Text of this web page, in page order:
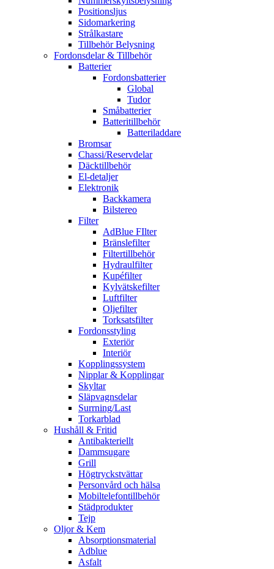
Positionsljus
Sidomarkering
Strålkastare
Tillbehör Belysning
Fordonsdelar & Tillbehör
Batterier
Fordonsbatterier
Global
Tudor
Småbatterier
Batteritillbehör
Batteriladdare
Bromsar
Chassi/Reservdelar
Däcktillbehör
El-detaljer
Elektronik
Backkamera
Bilstereo
Filter
AdBlue FIlter
Bränslefilter
Filtertillbehör
Hydraulfilter
Kupéfilter
Kylvätskefilter
Luftfilter
Oljefilter
Torksatsfilter
Fordonsstyling
Exteriör
Interiör
Kopplingssystem
Nipplar & Kopplingar
Skyltar
Släpvagnsdelar
Surrning/Last
Torkarblad
Hushåll & Fritid
Antibakteriellt​
Dammsugare
Grill
Högtryckstvättar
Personvård och hälsa
Mobiltelefontillbehör
Städprodukter
Tejp
Oljor & Kem
Absorptionsmaterial
Adblue
Asfalt